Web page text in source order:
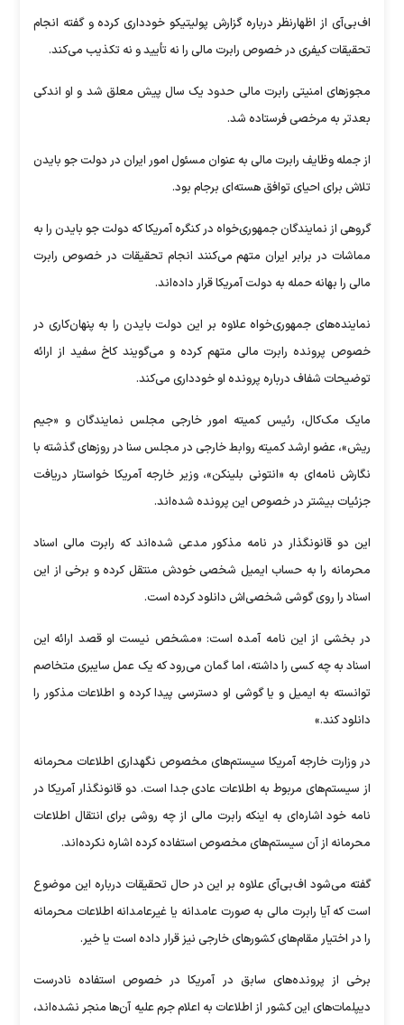
اف‌بی‌آی از اظهارنظر درباره گزارش پولیتیکو خودداری کرده و گفته انجام
تحقیقات کیفری در خصوص رابرت مالی را نه تأیید و نه تکذیب می‌کند.
مجوز‌های امنیتی رابرت مالی حدود یک سال پیش معلق شد و او اندکی
بعدتر به مرخصی فرستاده شد.
از جمله وظایف رابرت مالی به عنوان مسئول امور ایران در دولت جو بایدن
تلاش برای احیای توافق هسته‌ای برجام بود.
گروهی از نمایندگان جمهوری‌خواه در کنگره آمریکا که دولت جو بایدن را به
مماشات در برابر ایران متهم می‌کنند انجام تحقیقات در خصوص رابرت
مالی را بهانه حمله به دولت آمریکا قرار داده‌اند.
نماینده‌های جمهوری‌خواه علاوه بر این دولت بایدن را به پنهان‌کاری در
خصوص پرونده رابرت مالی متهم کرده و می‌گویند کاخ سفید از ارائه
توضیحات شفاف درباره پرونده او خودداری می‌کند.
مایک مک‌کال، رئیس کمیته امور خارجی مجلس نمایندگان و «جیم
ریش»، عضو ارشد کمیته روابط خارجی در مجلس سنا در روز‌های گذشته با
نگارش نامه‌ای به «انتونی بلینکن»، وزیر خارجه آمریکا خواستار دریافت
جزئیات بیشتر در خصوص این پرونده شده‌اند.
این دو قانونگذار در نامه مذکور مدعی شده‌اند که رابرت مالی اسناد
محرمانه را به حساب ایمیل شخصی خودش منتقل کرده و برخی از این
اسناد را روی گوشی شخصی‌اش دانلود کرده است.
در بخشی از این نامه آمده است: «مشخص نیست او قصد ارائه این
اسناد به چه کسی را داشته، اما گمان می‌رود که یک عمل سایبری متخاصم
توانسته به ایمیل و یا گوشی او دسترسی پیدا کرده و اطلاعات مذکور را
دانلود کند.»
در وزارت خارجه آمریکا سیستم‌های مخصوص نگهداری اطلاعات محرمانه
از سیستم‌های مربوط به اطلاعات عادی جدا است. دو قانونگذار آمریکا در
نامه خود اشاره‌ای به اینکه رابرت مالی از چه روشی برای انتقال اطلاعات
محرمانه از آن سیستم‌های مخصوص استفاده کرده اشاره نکرده‌اند.
گفته می‌شود اف‌بی‌آی علاوه بر این در حال تحقیقات درباره این موضوع
است که آیا رابرت مالی به صورت عامدانه یا غیرعامدانه اطلاعات محرمانه
را در اختیار مقام‌های کشور‌های خارجی نیز قرار داده است یا خیر.
برخی از پرونده‌های سابق در آمریکا در خصوص استفاده نادرست
دیپلمات‌های این کشور از اطلاعات به اعلام جرم علیه آن‌ها منجر نشده‌اند،